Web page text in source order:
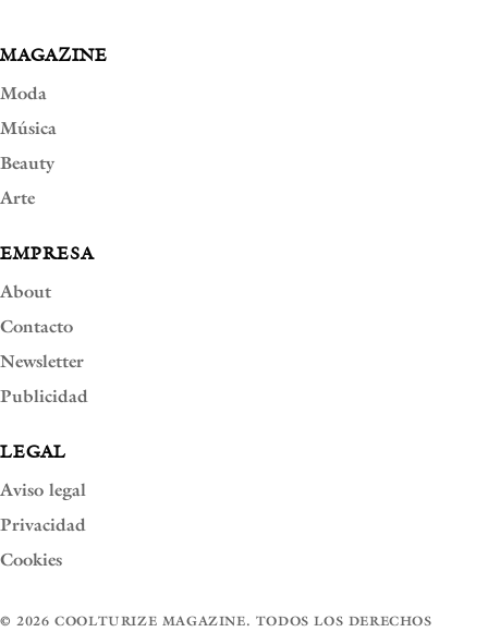
MAGAZINE
Moda
Música
Beauty
Arte
EMPRESA
About
Contacto
Newsletter
Publicidad
LEGAL
Aviso legal
Privacidad
Cookies
© 2026 COOLTURIZE MAGAZINE. TODOS LOS DERECHOS